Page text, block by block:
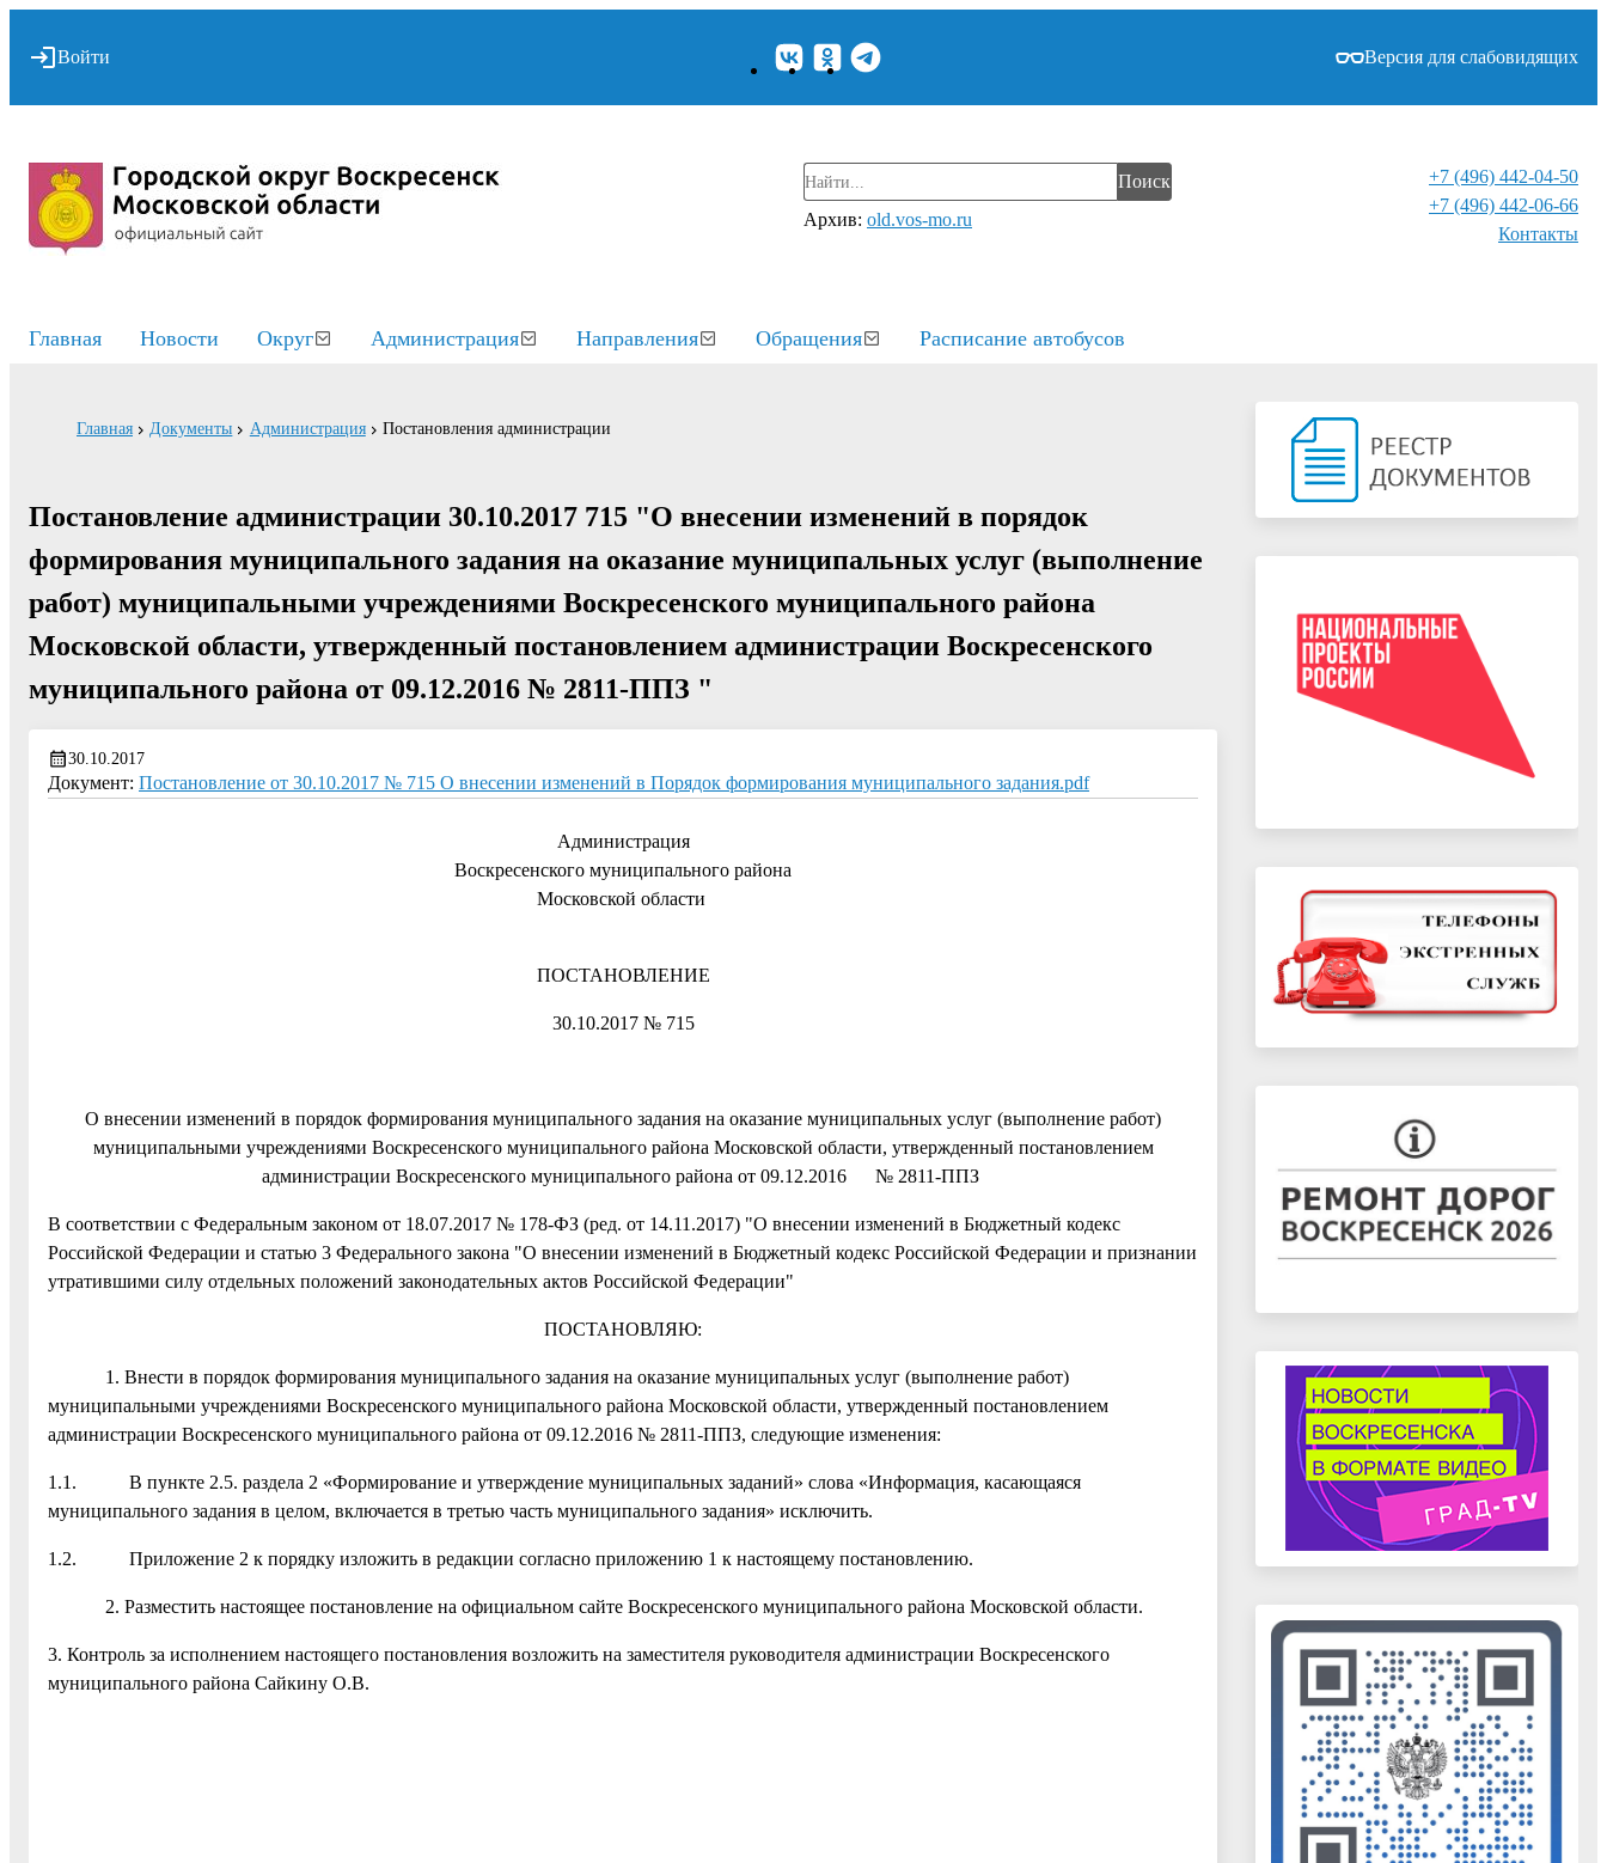
Войти Версия для слабовидящих
Поиск
Архив: old.vos-mo.ru
+7 (496) 442-04-50
+7 (496) 442-06-66
Контакты⁠
Главная Новости Округ Администрация Направления Обращения Расписание автобусов
Главная Документы Администрация Постановления администрации
Постановление администрации 30.10.2017 715 "О внесении изменений в порядок
формирования муниципального задания на оказание муниципальных услуг (выполнение
работ) муниципальными учреждениями Воскресенского муниципального района
Московской области, утвержденный постановлением администрации Воскресенского
муниципального района от 09.12.2016 № 2811-ППЗ "
30.10.2017
Документ: Постановление от 30.10.2017 № 715 О внесении изменений в Порядок формирования муниципального задания.pdf
Администрация
Воскресенского муниципального района
Московской области
ПОСТАНОВЛЕНИЕ
30.10.2017 № 715
О внесении изменений в порядок формирования муниципального задания на оказание муниципальных услуг (выполнение работ)
муниципальными учреждениями Воскресенского муниципального района Московской области, утвержденный постановлением
администрации Воскресенского муниципального района от 09.12.2016 № 2811-ППЗ
В соответствии с Федеральным законом от 18.07.2017 № 178-ФЗ (ред. от 14.11.2017) "О внесении изменений в Бюджетный кодекс
Российской Федерации и статью 3 Федерального закона "О внесении изменений в Бюджетный кодекс Российской Федерации и признании
утратившими силу отдельных положений законодательных актов Российской Федерации"
ПОСТАНОВЛЯЮ:
1. Внести в порядок формирования муниципального задания на оказание муниципальных услуг (выполнение работ)
муниципальными учреждениями Воскресенского муниципального района Московской области, утвержденный постановлением
администрации Воскресенского муниципального района от 09.12.2016 № 2811-ППЗ, следующие изменения:
1.1. В пункте 2.5. раздела 2 «Формирование и утверждение муниципальных заданий» слова «Информация, касающаяся
муниципального задания в целом, включается в третью часть муниципального задания» исключить.
1.2. Приложение 2 к порядку изложить в редакции согласно приложению 1 к настоящему постановлению.
2. Разместить настоящее постановление на официальном сайте Воскресенского муниципального района Московской области.
3. Контроль за исполнением настоящего постановления возложить на заместителя руководителя администрации Воскресенского
муниципального района Сайкину О.В.